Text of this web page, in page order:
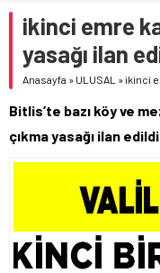
SAMSUN
13.703,13
DOLAR
47,5932
55,0919
ikinci emre
yasağı ilan
Anasayfa » ULUSAL »ikinci
Bitlis’te bazı köy ve
çıkma yasağı ilan